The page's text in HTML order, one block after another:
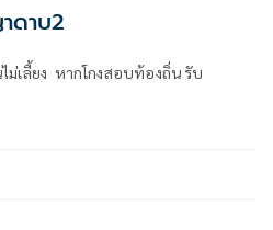
ดาบ2
เลี้ยง หากโกงสอบท้องถิ่น รับ